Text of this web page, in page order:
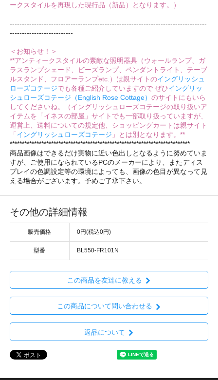
ークスタイルを再現した現行品（新品）となります。）
---------------------------------------------------------------------------------
--------------------------
＜お知らせ！＞
**アンティークスタイルの素敵な照明器具（ウォールランプ、ガ
ラスランプシェード、ビーズランプ、ペンダントライト、テーブ
ルスタンド、フロアーランプetc.）は親サイトのイングリッシュ
ローズコテージでも各種ご紹介していますので ぜひイングリッ
シュローズコテージ（English Rose Cottage） のサイトにもいら
してくださいね。（イングリッシュローズコテージの取り扱いア
イテムを「イネスの部屋」サイトでも一部取り扱っていますが、
運営上、送料についての規定他、ショッピングカートは親サイト
「 イングリッシュローズコテージ 」とは別となります。**
**************************************************************************
商品画像はできるだけ実物に近い色出しとなるように努めていま
すが、ご使用になられているPCのメーカーにより、またディス
プレイの色調設定等の環境によっても、画像の色目が異なって見
える場合がございます。予めご了承下さい。
その他の詳細情報
販売価格 0円(税込0円)
型番 BL550-FR101N
この商品を友達に教える
この商品について問い合わせる
返品について